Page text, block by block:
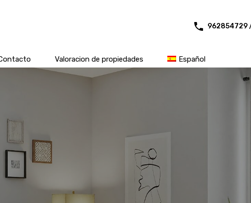
962854729
Valoracion de propiedades Español